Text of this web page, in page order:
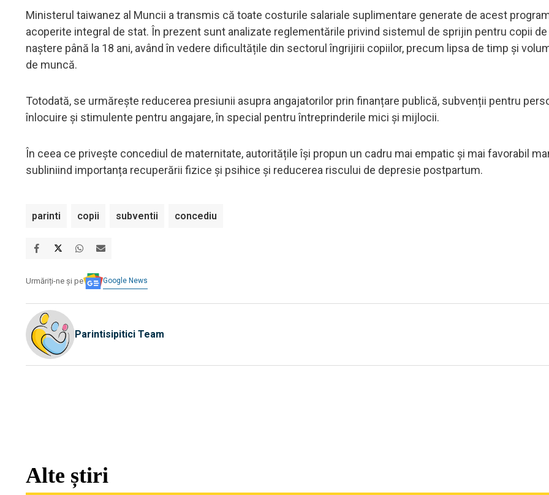
Ministerul taiwanez al Muncii a transmis că toate costurile salariale suplimentare generate de acest
acoperite integral de stat. În prezent sunt analizate reglementările privind sistemul de sprijin pentru copii de
naștere până la 18 ani, având în vedere dificultățile din sectorul îngrijirii copiilor, precum lipsa de timp și
de muncă.
Totodată, se urmărește reducerea presiunii asupra angajatorilor prin finanțare publică, subvenții pentru
înlocuire și stimulente pentru angajare, în special pentru întreprinderile mici și mijlocii.
În ceea ce privește concediul de maternitate, autoritățile își propun un cadru mai empatic și mai favorabil
subliniind importanța recuperării fizice și psihice și reducerea riscului de depresie postpartum.
parinti copii subventii concediu
Urmăriți-ne și pe Google News
Parintisipitici Team
Alte știri